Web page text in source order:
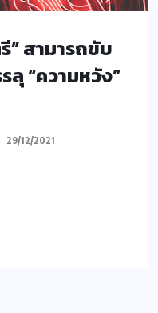
สามารถขับ
“ความหวัง”
29/12/2021